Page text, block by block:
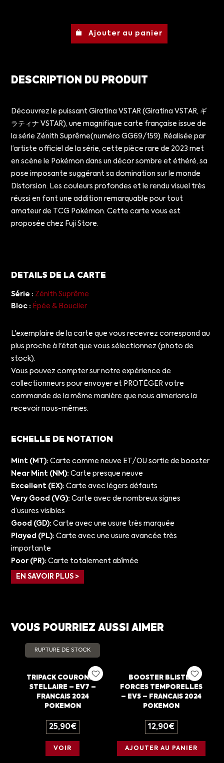
Ajouter au panier
DESCRIPTION DU PRODUIT
Découvrez le puissant Giratina VSTAR (Giratina VSTAR, ギ
ラティナ VSTAR), une magnifique carte française issue de
la série Zénith Suprême(numéro GG69/159). Réalisée par
l’artiste officiel de la série, cette pièce rare de 2023 met
en scène le Pokémon dans un décor sombre et éthéré, sa
pose imposante suggérant sa domination sur le monde
Distorsion. Les couleurs profondes et le rendu visuel très
réussi en font une addition remarquable pour tout
amateur de TCG Pokémon. Cette carte vous est
proposée chez Fuji Store.
DETAILS DE LA CARTE
Série : Zénith Suprême
Bloc : Épée & Bouclier
L'exemplaire de la carte que vous recevrez correspond au
plus proche à l'état que vous sélectionnez (photo de
stock).
Vous pouvez compter sur notre expérience de
collectionneurs pour envoyer et PROTÉGER votre
commande de la même manière que nous aimerions la
recevoir nous-mêmes.
ECHELLE DE NOTATION
Mint (MT): Carte comme neuve ET/OU sortie de booster
Near Mint (NM): Carte presque neuve
Excellent (EX): Carte avec légers défauts
Very Good (VG): Carte avec de nombreux signes
d’usures visibles
Good (GD): Carte avec une usure très marquée
Played (PL): Carte avec une usure avancée très
importante
Poor (PR): Carte totalement abîmée
EN SAVOIR PLUS >
VOUS POURRIEZ AUSSI AIMER
RUPTURE DE STOCK
TRIPACK COURONNE
STELLAIRE – EV7 –
FRANCAIS 2024
POKEMON
25,90€
VOIR
BOOSTER BLISTER
FORCES TEMPORELLES
– EV5 – FRANCAIS 2024
POKEMON
12,90€
AJOUTER AU PANIER